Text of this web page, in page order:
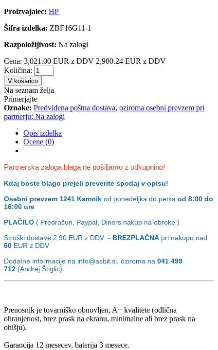
Proizvajalec: HP
Šifra izdelka: ZBF16G11-1
Razpoložljivost: Na zalogi
Cena: 3,021.00 EUR z DDV 2,900.24 EUR z DDV
Količina:
V košarico
Na seznam želja
Primerjajte
Oznake: Predvidena poštna dostava, oziroma osebni prevzem pri
partnerju: Na zalogi
Opis izdelka
Ocene (0)
Partnerska zaloga blaga ne pošiljamo z odkupnino!
Kdaj boste blago prejeli preverite spodaj v opisu!
Osebni prevzem 1241 Kamnik od ponedeljka do petka od 8:00 do
16:00 ure
PLAČILO ( Predračun, Paypal, Diners nakup na obroke )
Stroški dostave 2,90 EUR z DDV - BREZPLAČNA pri nakupu nad
60 EUR z DDV
Dodatne informacije na info@asbit.si, oziroma na 041 499
712 (Andrej Štiglic)
Prenosnik je tovarniško obnovljen, A+ kvalitete (odlična
ohranjenost, brez prask na ekranu, minimalne ali brez prask na
ohišju).
Garancija 12 mesecev, baterija 3 mesece.